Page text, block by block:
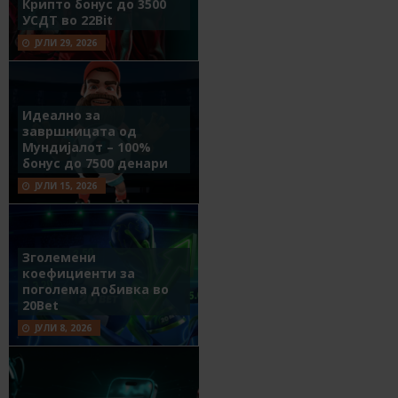
Крипто бонус до 3500
УСДТ во 22Bit
ЈУЛИ 29, 2026
Идеално за
завршницата од
Мундијалот – 100%
бонус до 7500 денари
ЈУЛИ 15, 2026
Зголемени
коефициенти за
поголема добивка во
20Bet
ЈУЛИ 8, 2026